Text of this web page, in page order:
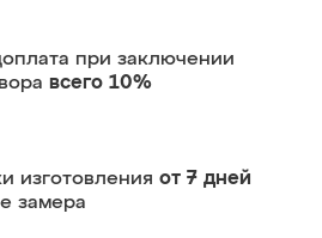
при заключении
всего 10%
изготовления от 7 дней
замера